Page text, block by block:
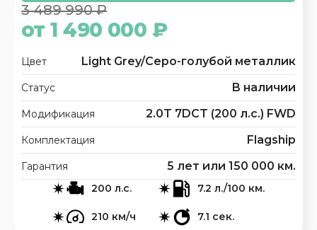
3 489 990 ₽
от 1 490 000 ₽
200 л.с. 7.2 л./100 км.
210 км/ч 7.1 сек.
Цвет Light Grey/Серо-голубой металлик
Статус В наличии
Модификация 2.0T 7DCT (200 л.с.) FWD
Комплектация Flagship
Гарантия 5 лет или 150 000 км.